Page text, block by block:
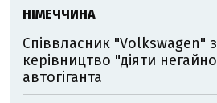
НІМЕЧЧИНА
Співвласник "Volkswagen"
керівництво "діяти
автогіганта